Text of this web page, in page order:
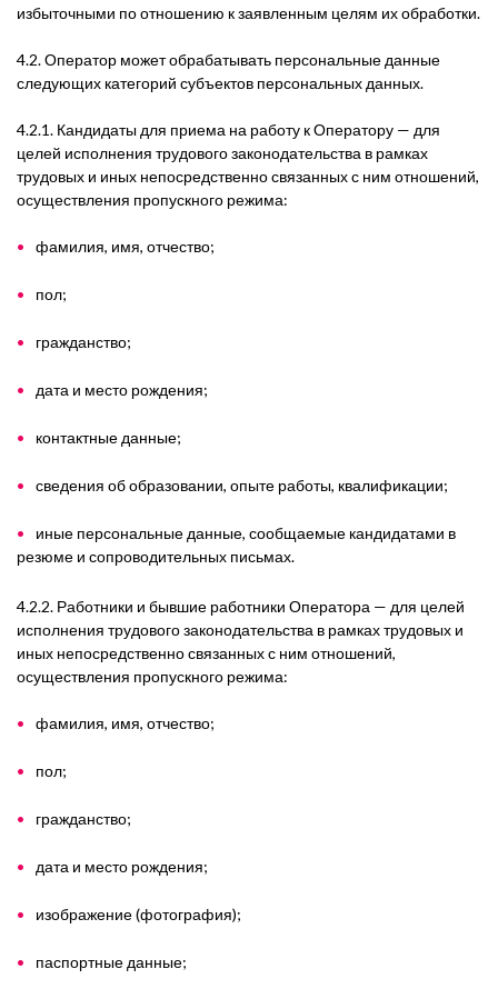
избыточными по отношению к заявленным целям их обработки.
4.2. Оператор может обрабатывать персональные данные
следующих категорий субъектов персональных данных.
4.2.1. Кандидаты для приема на работу к Оператору — для
целей исполнения трудового законодательства в рамках
трудовых и иных непосредственно связанных с ним отношений,
осуществления пропускного режима:
фамилия, имя, отчество;
пол;
гражданство;
дата и место рождения;
контактные данные;
сведения об образовании, опыте работы, квалификации;
иные персональные данные, сообщаемые кандидатами в
резюме и сопроводительных письмах.
4.2.2. Работники и бывшие работники Оператора — для целей
исполнения трудового законодательства в рамках трудовых и
иных непосредственно связанных с ним отношений,
осуществления пропускного режима:
фамилия, имя, отчество;
пол;
гражданство;
дата и место рождения;
изображение (фотография);
паспортные данные;